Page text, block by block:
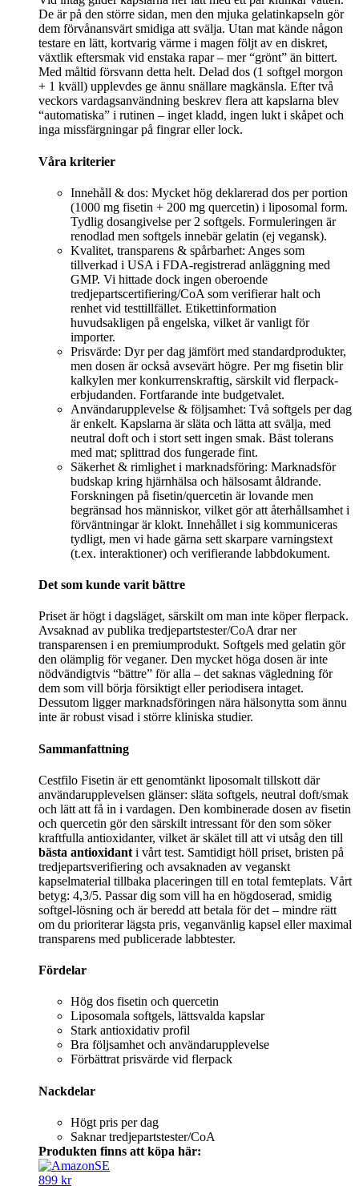
De är på den större sidan, men den mjuka gelatinkapseln gör
dem förvånansvärt smidiga att svälja. Utan mat kände någon
testare en lätt, kortvarig värme i magen följt av en diskret,
växtlik eftersmak vid enstaka rapar – mer “grönt” än bittert.
Med måltid försvann detta helt. Delad dos (1 softgel morgon
+ 1 kväll) upplevdes ge ännu snällare magkänsla. Efter två
veckors vardagsanvändning beskrev flera att kapslarna blev
“automatiska” i rutinen – inget kladd, ingen lukt i skåpet och
inga missfärgningar på fingrar eller lock.
Våra kriterier
Innehåll & dos: Mycket hög deklarerad dos per portion
(1000 mg fisetin + 200 mg quercetin) i liposomal form.
Tydlig dosangivelse per 2 softgels. Formuleringen är
renodlad men softgels innebär gelatin (ej vegansk).
Kvalitet, transparens & spårbarhet: Anges som
tillverkad i USA i FDA-registrerad anläggning med
GMP. Vi hittade dock ingen oberoende
tredjepartscertifiering/CoA som verifierar halt och
renhet vid testtillfället. Etikettinformation
huvudsakligen på engelska, vilket är vanligt för
importer.
Prisvärde: Dyr per dag jämfört med standardprodukter,
men dosen är också avsevärt högre. Per mg fisetin blir
kalkylen mer konkurrenskraftig, särskilt vid flerpack-
erbjudanden. Fortfarande inte budgetvalet.
Användarupplevelse & följsamhet: Två softgels per dag
är enkelt. Kapslarna är släta och lätta att svälja, med
neutral doft och i stort sett ingen smak. Bäst tolerans
med mat; splittrad dos fungerade fint.
Säkerhet & rimlighet i marknadsföring: Marknadsför
budskap kring hjärnhälsa och hälsosamt åldrande.
Forskningen på fisetin/quercetin är lovande men
begränsad hos människor, vilket gör att återhållsamhet i
förväntningar är klokt. Innehållet i sig kommuniceras
tydligt, men vi hade gärna sett skarpare varningstext
(t.ex. interaktioner) och verifierande labbdokument.
Det som kunde varit bättre
Priset är högt i dagsläget, särskilt om man inte köper flerpack.
Avsaknad av publika tredjepartstester/CoA drar ner
transparensen i en premiumprodukt. Softgels med gelatin gör
den olämplig för veganer. Den mycket höga dosen är inte
nödvändigtvis “bättre” för alla – det saknas vägledning för
dem som vill börja försiktigt eller periodisera intaget.
Dessutom ligger marknadsföringen nära hälsonytta som ännu
inte är robust visad i större kliniska studier.
Sammanfattning
Cestfilo Fisetin är ett genomtänkt liposomalt tillskott där
användarupplevelsen glänser: släta softgels, neutral doft/smak
och lätt att få in i vardagen. Den kombinerade dosen av fisetin
och quercetin gör den särskilt intressant för den som söker
kraftfulla antioxidanter, vilket är skälet till att vi utsåg den till
bästa antioxidant i vårt test. Samtidigt höll priset, bristen på
tredjepartsverifiering och avsaknaden av veganskt
kapselmaterial tillbaka placeringen till en total femteplats. Vårt
betyg: 4,3/5. Passar dig som vill ha en högdoserad, smidig
softgel-lösning och är beredd att betala för det – mindre rätt
om du prioriterar lägsta pris, veganvänlig kapsel eller maximal
transparens med publicerade labbtester.
Fördelar
Hög dos fisetin och quercetin
Liposomala softgels, lättsvalda kapslar
Stark antioxidativ profil
Bra följsamhet och användarupplevelse
Förbättrat prisvärde vid flerpack
Nackdelar
Högt pris per dag
Saknar tredjepartstester/CoA
Produkten finns att köpa här:
899 kr